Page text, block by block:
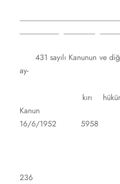
431 sayılı Kanunun ve
ay-
kırı hükümleri
16/6/1952
236